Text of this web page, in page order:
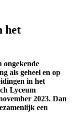
het
ongekende
als geheel en op
in het
Lyceum
2023. Dan
een